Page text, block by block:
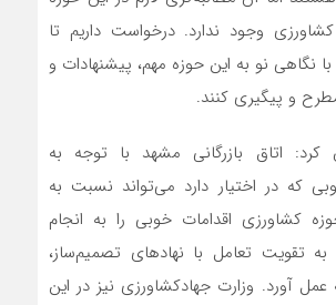
وجود ندارد. درخواست داریم تا
نگاهی نو به این حوزه مهم، پیشنهادات و
و پیگیری کنند.
اتاق بازرگانی مشهد با توجه به
که در اختیار دارد می‌تواند نسبت به
کشاورزی اقدامات خوبی را به انجام
تقویت تعامل با نهادهای تصمیم‌ساز،
عمل آورد. وزارت جهادکشاورزی نیز در این